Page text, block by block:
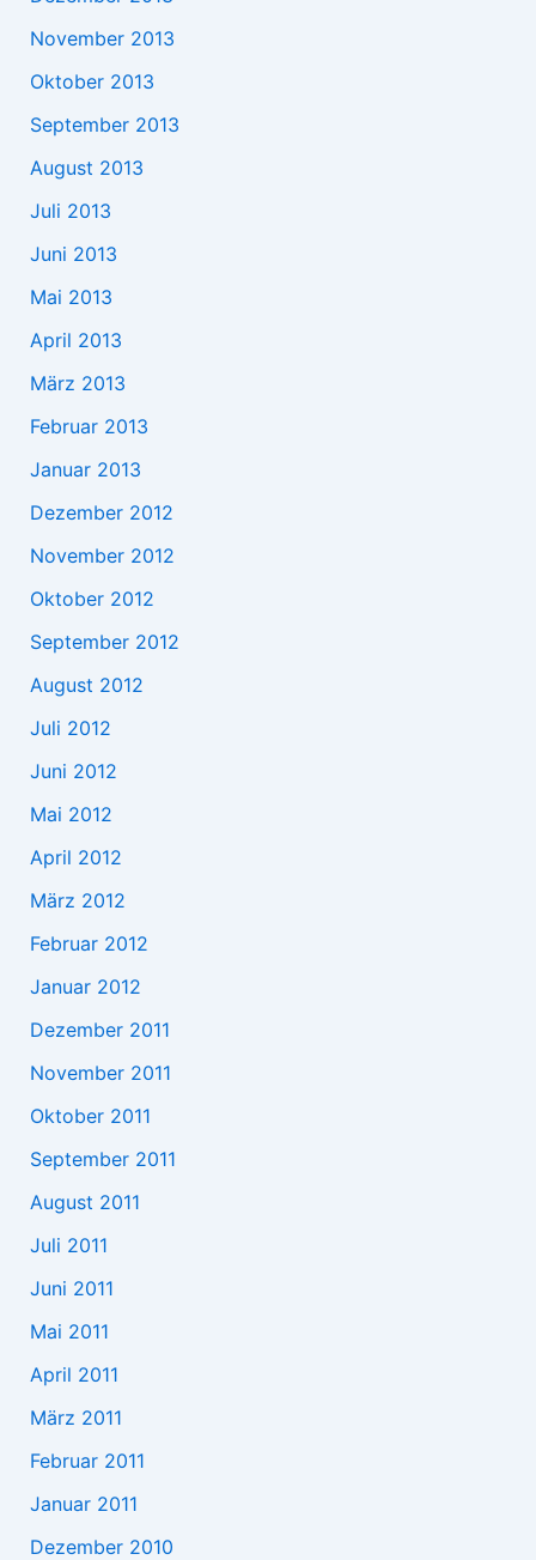
November 2013
Oktober 2013
September 2013
August 2013
Juli 2013
Juni 2013
Mai 2013
April 2013
März 2013
Februar 2013
Januar 2013
Dezember 2012
November 2012
Oktober 2012
September 2012
August 2012
Juli 2012
Juni 2012
Mai 2012
April 2012
März 2012
Februar 2012
Januar 2012
Dezember 2011
November 2011
Oktober 2011
September 2011
August 2011
Juli 2011
Juni 2011
Mai 2011
April 2011
März 2011
Februar 2011
Januar 2011
Dezember 2010